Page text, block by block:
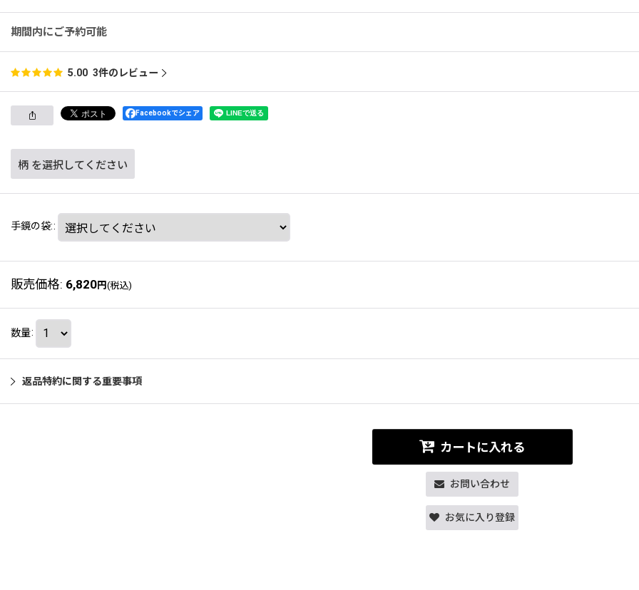
期間内にご予約可能
5.00 3件のレビュー
Facebookでシェア
柄 を選択してください
手鏡の袋::
販売価格: 6,820円 (税込)
数量:
返品特約に関する重要事項
カートに入れる
お問い合わせ
お気に入り登録